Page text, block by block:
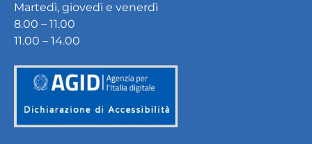
Martedì, giovedì e venerdì
8.00 – 11.00
11.00 – 14.00